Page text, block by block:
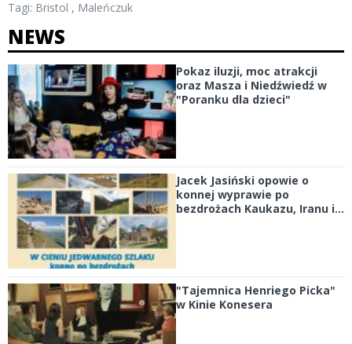
Tagi: Bristol , Maleńczuk
NEWS
Pokaz iluzji, moc atrakcji
oraz Masza i Niedźwiedź w
"Poranku dla dzieci"
Jacek Jasiński opowie o
konnej wyprawie po
bezdrożach Kaukazu, Iranu i...
"Tajemnica Henriego Picka"
w Kinie Konesera